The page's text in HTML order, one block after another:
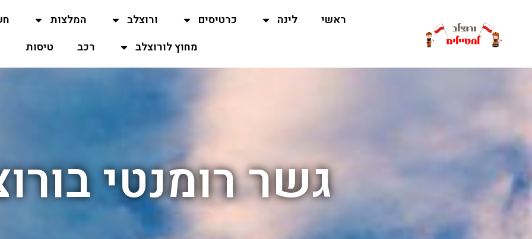
ראשי לינה כרטיסים ורוצלב המלצות
מחוץ לורוצלב
רכב טיסות
גשר רומנטי